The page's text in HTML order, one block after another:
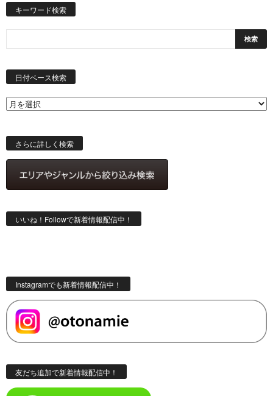
キーワード検索
日付ベース検索
さらに詳しく検索
いいね！Followで新着情報配信中！
Instagramでも新着情報配信中！
友だち追加で新着情報配信中！